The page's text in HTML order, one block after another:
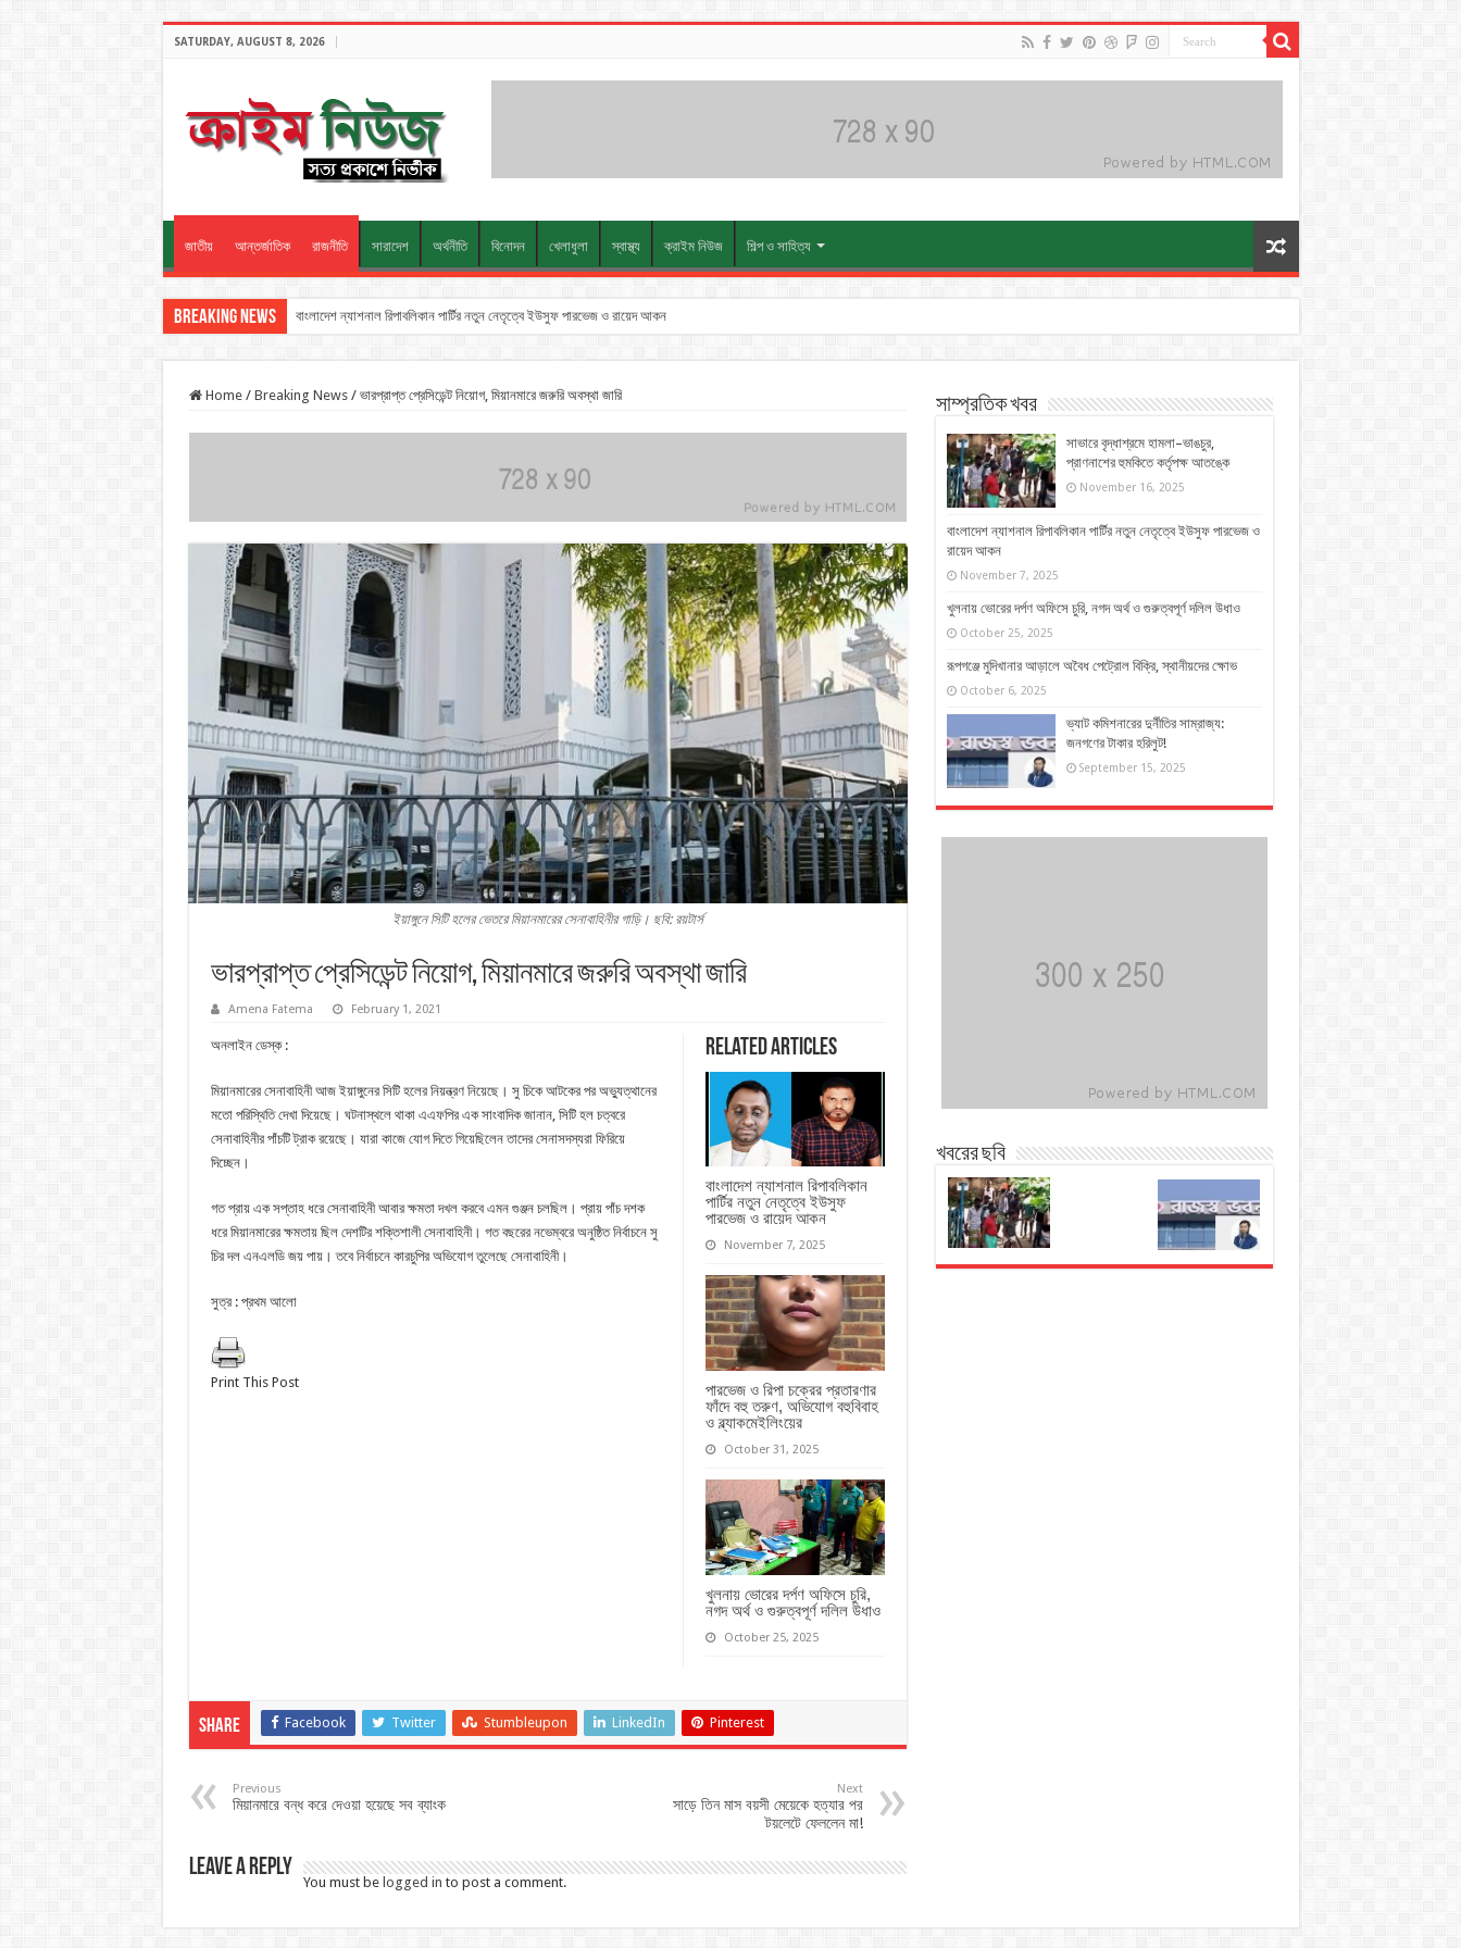
SATURDAY, AUGUST 8, 2026
জাতীয় আন্তর্জাতিক রাজনীতি সারাদেশ অর্থনীতি বিনোদন খেলাধুলা স্বাস্থ্য ক্রাইম নিউজ শিল্প ও সাহিত্য
Breaking News বাংলাদেশ ন্যাশনাল রিপাবলিকান পার্টির নতুন নেতৃত্বে ইউসুফ পারভেজ ও রায়েদ আকন
Home / Breaking News / ভারপ্রাপ্ত প্রেসিডেন্ট নিয়োগ, মিয়ানমারে জরুরি অবস্থা জারি
ইয়াঙ্গুনে সিটি হলের ভেতরে মিয়ানমারের সেনাবাহিনীর গাড়ি। ছবি: রয়টার্স
ভারপ্রাপ্ত প্রেসিডেন্ট নিয়োগ, মিয়ানমারে জরুরি অবস্থা জারি
Amena Fatema February 1, 2021
Related Articles
বাংলাদেশ ন্যাশনাল রিপাবলিকান
পার্টির নতুন নেতৃত্বে ইউসুফ
পারভেজ ও রায়েদ আকন
November 7, 2025
পারভেজ ও রিপা চক্রের প্রতারণার
ফাঁদে বহু তরুণ, অভিযোগ বহুবিবাহ
ও ব্ল্যাকমেইলিংয়ের
October 31, 2025
খুলনায় ভোরের দর্পণ অফিসে চুরি,
নগদ অর্থ ও গুরুত্বপূর্ণ দলিল উধাও
October 25, 2025
অনলাইন ডেস্ক :
মিয়ানমারের সেনাবাহিনী আজ ইয়াঙ্গুনের সিটি হলের নিয়ন্ত্রণ নিয়েছে। সু চিকে আটকের পর অভ্যুত্থানের
মতো পরিস্থিতি দেখা দিয়েছে। ঘটনাস্থলে থাকা এএফপির এক সাংবাদিক জানান, সিটি হল চত্বরে
সেনাবাহিনীর পাঁচটি ট্রাক রয়েছে। যারা কাজে যোগ দিতে গিয়েছিলেন তাদের সেনাসদস্যরা ফিরিয়ে
দিচ্ছেন।
গত প্রায় এক সপ্তাহ ধরে সেনাবাহিনী আবার ক্ষমতা দখল করবে এমন গুঞ্জন চলছিল। প্রায় পাঁচ দশক
ধরে মিয়ানমারের ক্ষমতায় ছিল দেশটির শক্তিশালী সেনাবাহিনী। গত বছরের নভেম্বরে অনুষ্ঠিত নির্বাচনে সু
চির দল এনএলডি জয় পায়। তবে নির্বাচনে কারচুপির অভিযোগ তুলেছে সেনাবাহিনী।
সুত্র : প্রথম আলো
Print This Post
Share Facebook Twitter Stumbleupon LinkedIn Pinterest
Previous
মিয়ানমারে বন্ধ করে দেওয়া হয়েছে সব ব্যাংক
Next
সাড়ে তিন মাস বয়সী মেয়েকে হত্যার পর
টয়লেটে ফেললেন মা!
Leave a Reply
You must be logged in to post a comment.
সাম্প্রতিক খবর
সাভারে বৃদ্ধাশ্রমে হামলা–ভাঙচুর,
প্রাণনাশের হুমকিতে কর্তৃপক্ষ আতঙ্কে
November 16, 2025
বাংলাদেশ ন্যাশনাল রিপাবলিকান পার্টির নতুন নেতৃত্বে ইউসুফ পারভেজ ও
রায়েদ আকন
November 7, 2025
খুলনায় ভোরের দর্পণ অফিসে চুরি, নগদ অর্থ ও গুরুত্বপূর্ণ দলিল উধাও
October 25, 2025
রূপগঞ্জে মুদিখানার আড়ালে অবৈধ পেট্রোল বিক্রি, স্থানীয়দের ক্ষোভ
October 6, 2025
ভ্যাট কমিশনারের দুর্নীতির সাম্রাজ্য:
জনগণের টাকার হরিলুট!
September 15, 2025
খবরের ছবি